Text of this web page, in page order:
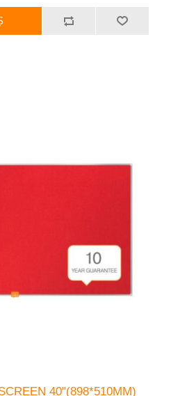
40"(898*510MM)